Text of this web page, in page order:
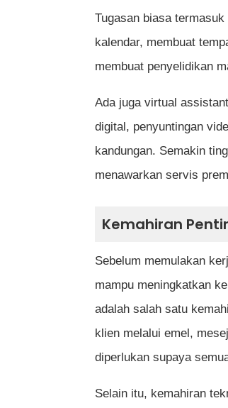
Tugasan biasa
kalendar, membuat
membuat penyelidikan
Ada juga virtual
digital, penyuntingan
kandungan. Semakin
menawarkan servis
Kemahiran
Sebelum memulakan
mampu meningkatkan
adalah salah satu
klien melalui emel,
diperlukan supaya
Selain itu, kemahiran